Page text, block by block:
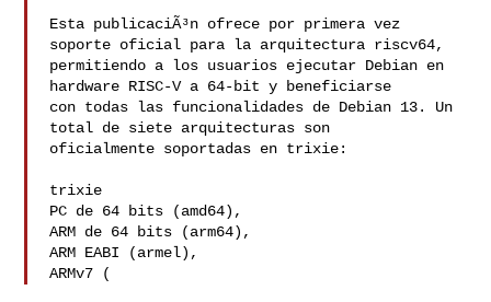
Esta publicaciÃ³n ofrece por primera vez
soporte oficial para la arquitectura riscv64,
permitiendo a los usuarios ejecutar Debian en
hardware RISC-V a 64-bit y beneficiarse
con todas las funcionalidades de Debian 13. Un
total de siete arquitecturas son
oficialmente soportadas en trixie:
trixie
PC de 64 bits (amd64),
ARM de 64 bits (arm64),
ARM EABI (armel),
ARMv7 (